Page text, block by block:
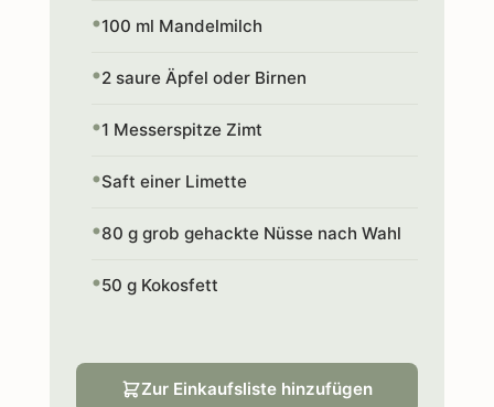
100 ml Mandelmilch
2 saure Äpfel oder Birnen
1 Messerspitze Zimt
Saft einer Limette
80 g grob gehackte Nüsse nach Wahl
50 g Kokosfett
Zur Einkaufsliste hinzufügen